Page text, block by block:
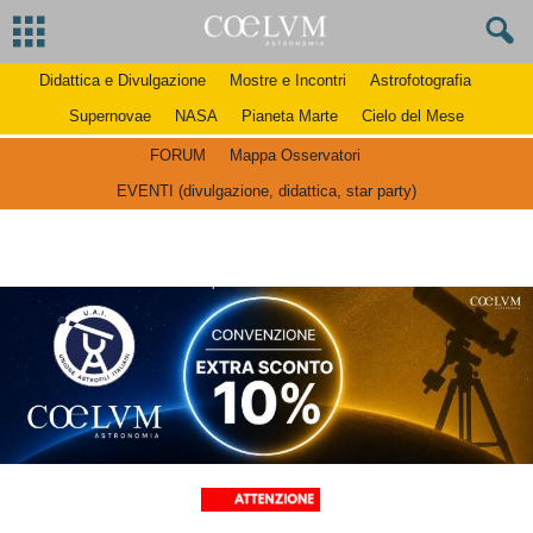
Didattica e Divulgazione Mostre e Incontri
Astrofotografia
Supernovae
NASA Pianeta Marte Cielo del Mese
FORUM
Mappa Osservatori
EVENTI (divulgazione, didattica, star party)